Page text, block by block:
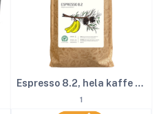
Espresso 8.2, hela kaffe bönor, 1000g
1